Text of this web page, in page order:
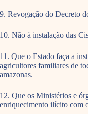
9. Revogação do Decreto
10. Não à instalação das
11. Que o Estado faça a
agricultores familiares de
amazonas.
12. Que os Ministérios e
enriquecimento ilícito com